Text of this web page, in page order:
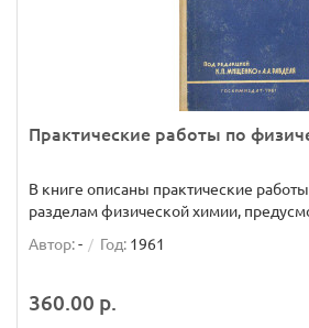
Практические работы по
В книге описаны практические
разделам физической химии,
Автор:- Год: 1961
360.00 р.